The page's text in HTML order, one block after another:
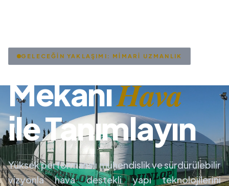
GELECEĞİN YAKLAŞIMI: MİMARİ UZMANLIK
MekanıHava
ile Tanımlayın
Yüksek performanslı mühendislik ve sürdürülebilir
vizyonla hava destekli yapı teknolojilerini